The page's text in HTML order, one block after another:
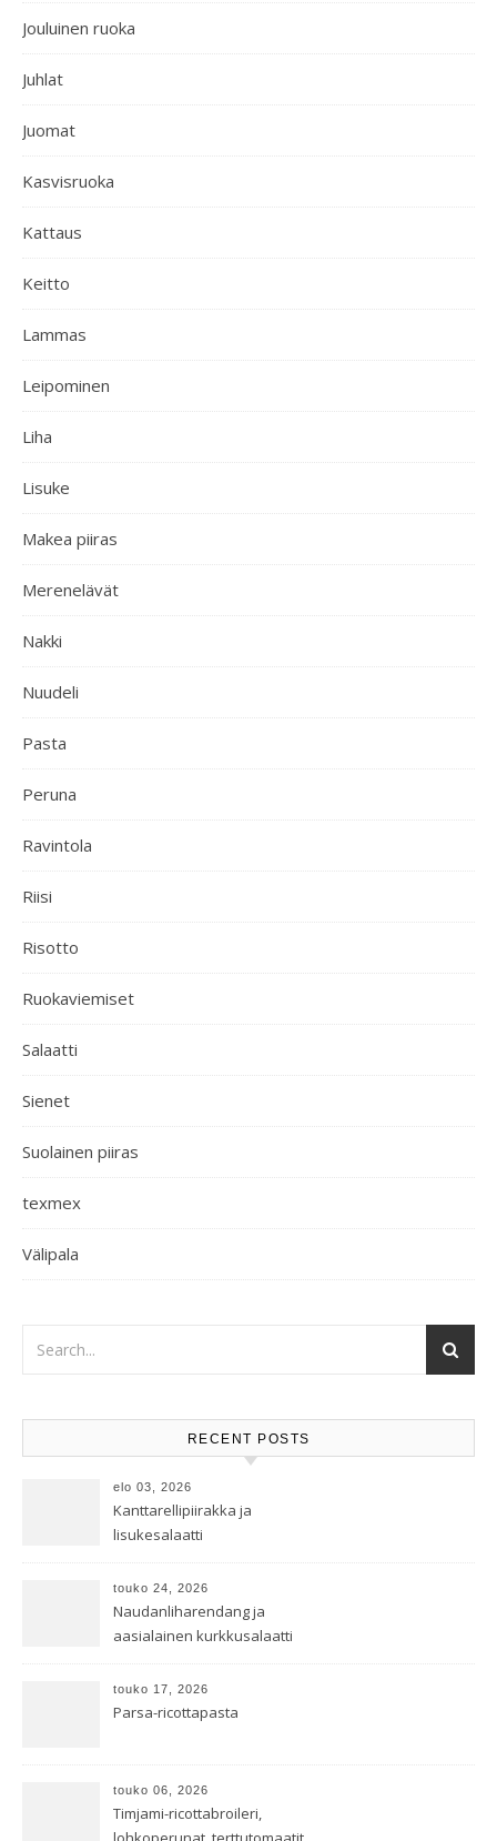
Jouluinen ruoka
Juhlat
Juomat
Kasvisruoka
Kattaus
Keitto
Lammas
Leipominen
Liha
Lisuke
Makea piiras
Merenelävät
Nakki
Nuudeli
Pasta
Peruna
Ravintola
Riisi
Risotto
Ruokaviemiset
Salaatti
Sienet
Suolainen piiras
texmex
Välipala
RECENT POSTS
elo 03, 2026
Kanttarellipiirakka ja
lisukesalaatti
touko 24, 2026
Naudanliharendang ja
aasialainen kurkkusalaatti
touko 17, 2026
Parsa-ricottapasta
touko 06, 2026
Timjami-ricottabroileri,